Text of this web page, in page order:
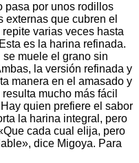
pasa por unos rodillos
que cubren el
varias veces hasta
es la harina refinada.
muele el grano sin
la versión refinada y
manera en el amasado y
mucho más fácil
quien prefiere el sabor
la harina integral, pero
cada cual elija, pero
dice Migoya. Para